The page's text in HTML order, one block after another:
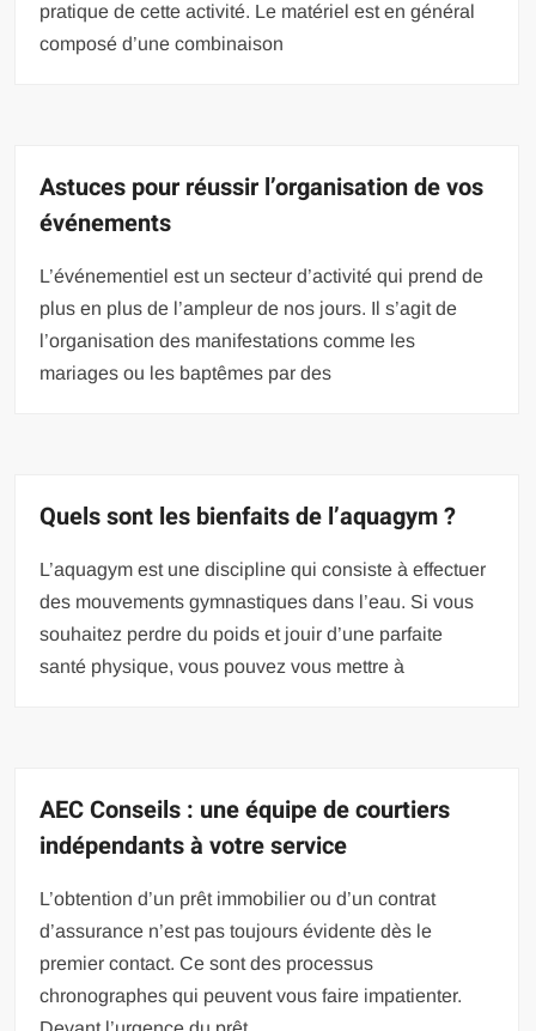
pratique de cette activité. Le matériel est en général
composé d’une combinaison
Astuces pour réussir l’organisation de vos
événements
L’événementiel est un secteur d’activité qui prend de
plus en plus de l’ampleur de nos jours. Il s’agit de
l’organisation des manifestations comme les
mariages ou les baptêmes par des
Quels sont les bienfaits de l’aquagym ?
L’aquagym est une discipline qui consiste à effectuer
des mouvements gymnastiques dans l’eau. Si vous
souhaitez perdre du poids et jouir d’une parfaite
santé physique, vous pouvez vous mettre à
AEC Conseils : une équipe de courtiers
indépendants à votre service
L’obtention d’un prêt immobilier ou d’un contrat
d’assurance n’est pas toujours évidente dès le
premier contact. Ce sont des processus
chronographes qui peuvent vous faire impatienter.